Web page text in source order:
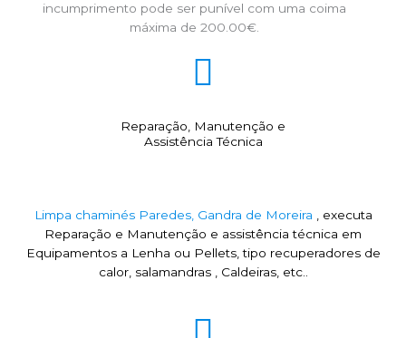
incumprimento pode ser punível com uma coima
máxima de 200.00€.
Reparação, Manutenção e
Assistência Técnica
Limpa chaminés Paredes, Gandra de Moreira , executa
Reparação e Manutenção e assistência técnica em
Equipamentos a Lenha ou Pellets, tipo recuperadores de
calor, salamandras , Caldeiras, etc..